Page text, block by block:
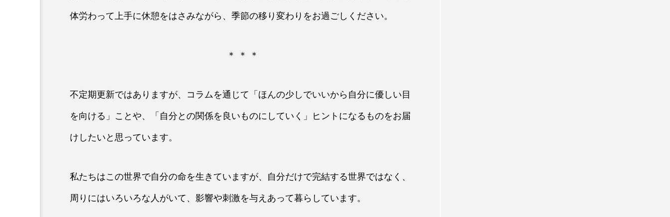
体労わって上手に休憩をはさみながら、季節の移り変わりをお過ごしください。
＊ ＊ ＊
不定期更新ではありますが、コラムを通じて「ほんの少しでいいから自分に優しい目
を向ける」ことや、「自分との関係を良いものにしていく」ヒントになるものをお届
けしたいと思っています。
私たちはこの世界で自分の命を生きていますが、自分だけで完結する世界ではなく、
周りにはいろいろな人がいて、影響や刺激を与えあって暮らしています。